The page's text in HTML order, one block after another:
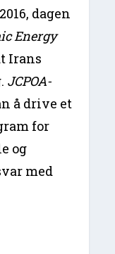
dagen
Energy
Irans
JCPOA-
å drive et
for
og
med